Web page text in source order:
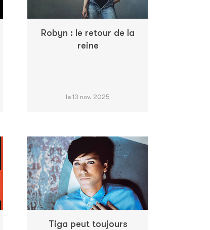
Robyn : le retour de la
reine
le 13 nov. 2025
Tiga peut toujours